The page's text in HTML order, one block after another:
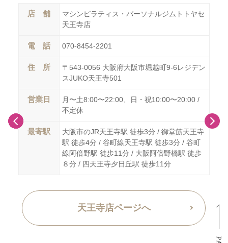
店 舗
マシンピラティス・パーソナルジムトトヤセ
天王寺店
電 話 070-8454-2201
住 所
〒543-0056 大阪府大阪市堀越町9-6レジデン
スJUKO天王寺501
営業日
月〜土8:00〜22:00、日・祝10:00〜20:00 /
不定休
最寄駅
大阪市のJR天王寺駅 徒歩3分 / 御堂筋天王寺
駅 徒歩4分 / 谷町線天王寺駅 徒歩3分 / 谷町
線阿倍野駅 徒歩11分 / 大阪阿倍野橋駅 徒歩
８分 / 四天王寺夕日丘駅 徒歩11分
天王寺店ページへ